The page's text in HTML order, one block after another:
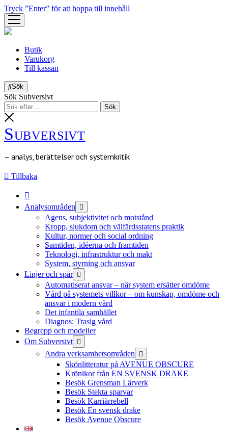
Tryck ”Enter” för att hoppa till innehåll
öppna
meny
Butik
Varukorg
Till kassan
Sök
Sök Subversivt
Subversivt
– analys, berättelser och systemkritik
Tillbaka
Analysområden
öppna
meny
Agens, subjektivitet och motstånd
Kropp, sjukdom och välfärdsstatens praktik
Kultur, normer och social ordning
Samtiden, idéerna och framtiden
Teknologi, infrastruktur och makt
System, styrning och ansvar
Linjer och spår öppna
meny
Automatiserat ansvar – när system ersätter omdöme
Vård på systemets villkor – om kunskap, omdöme och
ansvar i modern vård
Det infantila samhället
Diagnos: Trasig vård
Begrepp och modeller
Om Subversivt öppna
meny
Andra verksamhetsområden
öppna
meny
Skönlitteratur på AVENUE OBSCURE
Krönikor från EN SVENSK DRAKE
Besök Grensman Lärverk
Besök Stekta sparvar
Besök Karriärrebell
Besök En svensk drake
Besök Avenue Obscure